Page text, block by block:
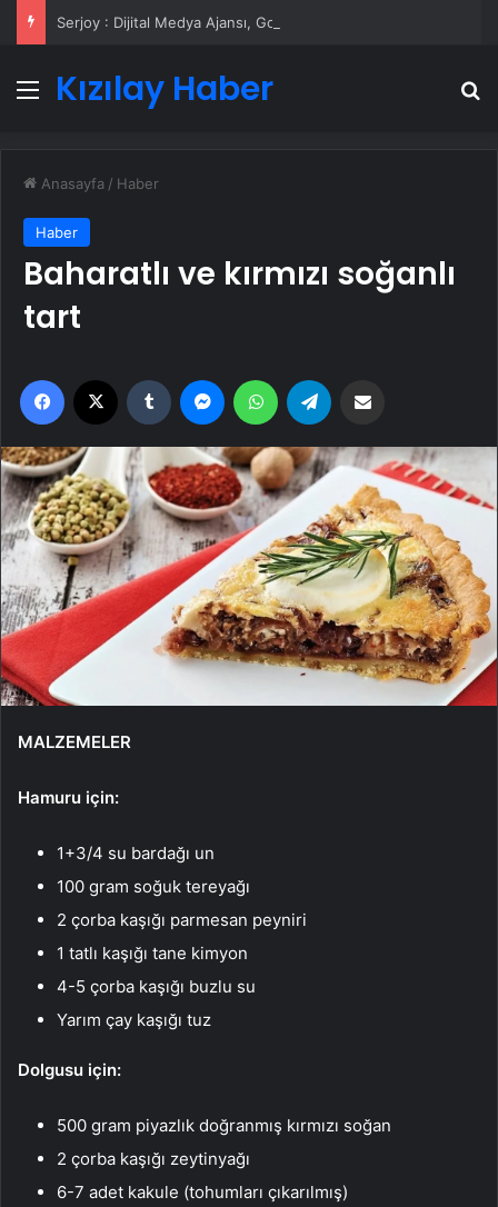
Menü
Kızılay Haber
Anasayfa / Haber
Haber
Baharatlı ve kırmızı soğanlı
tart
Facebook Tumblr MessengerWhatsApp
MALZEMELER
Hamuru için:
1+3/4 su bardağı un
100 gram soğuk tereyağı
2 çorba kaşığı parmesan peyniri
1 tatlı kaşığı tane kimyon
4-5 çorba kaşığı buzlu su
Yarım çay kaşığı tuz
Dolgusu için:
500 gram piyazlık doğranmış kırmızı soğan
2 çorba kaşığı zeytinyağı
6-7 adet kakule (tohumları çıkarılmış)